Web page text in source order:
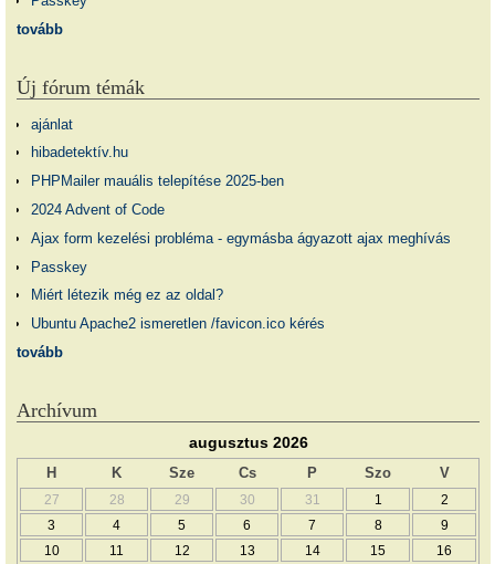
tovább
Új fórum témák
ajánlat
hibadetektív.hu
PHPMailer mauális telepítése 2025-ben
2024 Advent of Code
Ajax form kezelési probléma - egymásba ágyazott ajax meghívás
Passkey
Miért létezik még ez az oldal?
Ubuntu Apache2 ismeretlen /favicon.ico kérés
tovább
Archívum
augusztus 2026
H K Sze Cs P Szo V
27 28 29 30 31 1
2
3
4 5 6 7 8
9
10
11 12 13 14 15 16